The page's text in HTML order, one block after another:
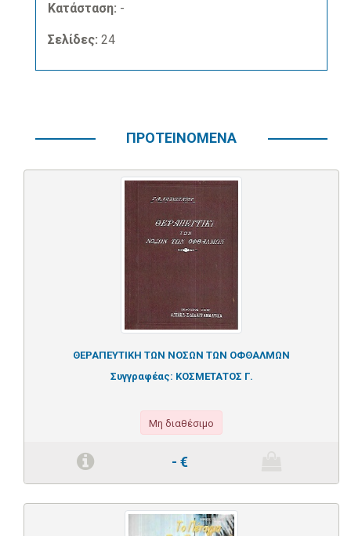
Κατάσταση: -
Σελίδες: 24
ΠΡΟΤΕΙΝΟΜΕΝΑ
ΘΕΡΑΠΕΥΤΙΚΗ ΤΩΝ ΝΟΣΩΝ ΤΩΝ ΟΦΘΑΛΜΩΝ
Συγγραφέας: ΚΟΣΜΕΤΑΤΟΣ Γ.
Μη διαθέσιμο
- €